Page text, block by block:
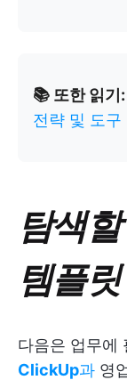
📚 또한 읽기:
전략 및 도구
탐색
템플릿
다음은 업무에
ClickUp과 영